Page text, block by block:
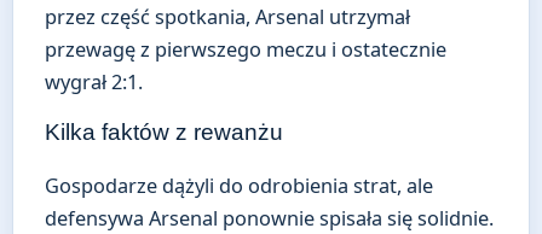
przez część spotkania, Arsenal utrzymał
przewagę z pierwszego meczu i ostatecznie
wygrał 2:1.
Kilka faktów z rewanżu
Gospodarze dążyli do odrobienia strat, ale
defensywa Arsenal ponownie spisała się solidnie.